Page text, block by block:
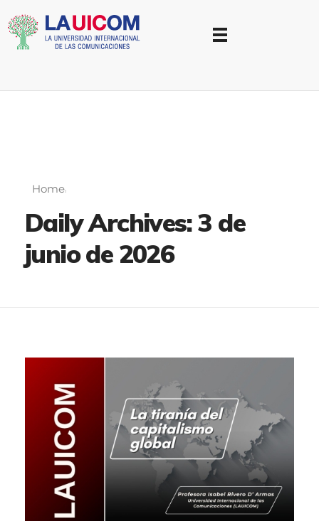
Home
Daily Archives: 3 de
junio de 2026